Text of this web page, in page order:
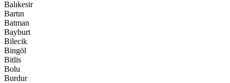
Balıkesir
Bartın
Batman
Bayburt
Bilecik
Bingöl
Bitlis
Bolu
Burdur